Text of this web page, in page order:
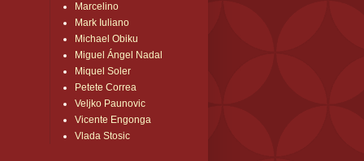
Marcelino
Mark Iuliano
Michael Obiku
Miguel Ángel Nadal
Miquel Soler
Petete Correa
Veljko Paunovic
Vicente Engonga
Vlada Stosic